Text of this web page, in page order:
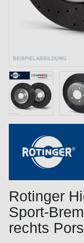
Rotinger
Sport-
rechts